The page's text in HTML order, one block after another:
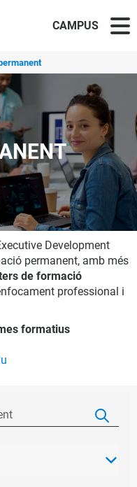
CAMPUS
Development
permanent, amb més
de formació
professional i
formatius